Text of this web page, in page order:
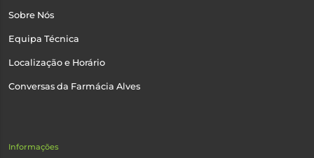
Sobre Nós
Equipa Técnica
Localização e Horário
Conversas da Farmácia Alves
Informações